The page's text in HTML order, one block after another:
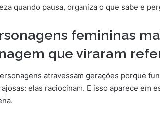
quando pausa, organiza o que sabe e
femininas
que viraram
atravessam gerações porque
elas raciocinam. E isso aparece em